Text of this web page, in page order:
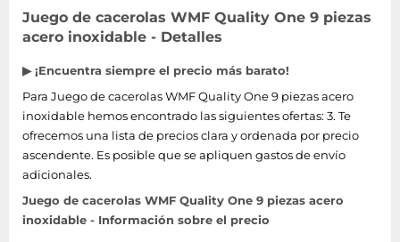
Juego de cacerolas WMF Quality One 9 piezas
acero inoxidable - Detalles
▶ ¡Encuentra siempre el precio más barato!
Para Juego de cacerolas WMF Quality One 9 piezas acero
inoxidable hemos encontrado las siguientes ofertas: 3. Te
ofrecemos una lista de precios clara y ordenada por precio
ascendente. Es posible que se apliquen gastos de envío
adicionales.
Juego de cacerolas WMF Quality One 9 piezas acero
inoxidable - Información sobre el precio